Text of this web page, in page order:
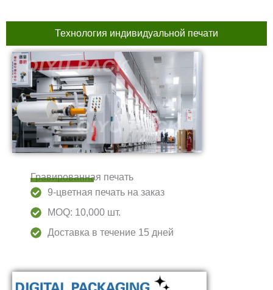
Технология индивидуальной печати
Гравированная печать
9-цветная печать на заказ
MOQ: 10,000 шт.
Доставка в течение 15 дней